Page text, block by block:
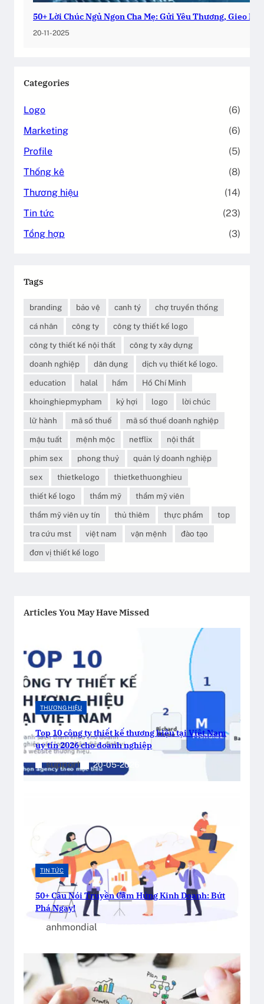
50+ Lời Chúc Ngủ Ngon Cha Mẹ: Gửi Yêu Thương, Gieo
20-11-2025
Categories
Logo
(6)
Marketing
(6)
Profile
(5)
Thống kê
(8)
Thương hiệu
(14)
Tin tức
(23)
Tổng hợp
(3)
Tags
branding bảo vệ canh tý
chợ truyền thống
cá nhân
công ty
công ty thiết kế logo
công ty thiết kế nội thất
công ty xây dựng
doanh nghiệp
dân dụng
dịch vụ thiết kế logo.
education
halal hầm
Hồ Chí Minh
khoinghiepmypham
kỷ hợi logo
lời chúc
lữ hành
mã số thuế
mã số thuế doanh nghiệp
mậu tuất
mệnh mộc netflix
nội thất
phim sex
phong thuỷ
quản lý doanh nghiệp
sex
thietkelogo
thietkethuonghieu
thiết kế logo
thẩm mỹ
thẩm mỹ viên
thẩm mỹ viên uy tín
thủ thiêm thực phẩm
top
tra cứu mst
việt nam vận mệnh
đào tạo
đơn vị thiết kế logo
Articles You May Have Missed
THƯƠNG HIỆU
Top 10 công ty thiết kế thương hiệu tại Việt Nam
uy tín 2026 cho doanh nghiệp
support
20-05-2026
TIN TỨC
50+ Câu Nói Truyền Cảm Hứng Kinh Doanh: Bứt
Phá Ngay!
anhmondial